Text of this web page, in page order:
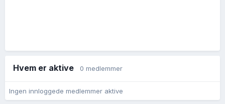
Hvem er aktive 0 medlemmer
Ingen innloggede medlemmer aktive